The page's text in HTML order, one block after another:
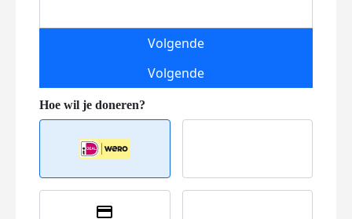
Volgende
Volgende